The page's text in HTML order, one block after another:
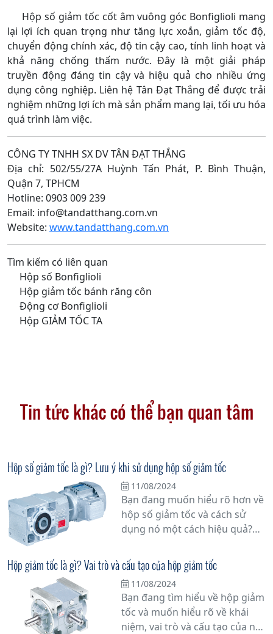
Hộp số giảm tốc cốt âm vuông góc Bonfiglioli mang
lại lợi ích quan trọng như tăng lực xoắn, giảm tốc độ,
chuyển động chính xác, độ tin cậy cao, tính linh hoạt và
khả năng chống thấm nước. Đây là một giải pháp
truyền động đáng tin cậy và hiệu quả cho nhiều ứng
dụng công nghiệp. Liên hệ Tân Đạt Thắng để được trải
nghiệm những lợi ích mà sản phẩm mang lại, tối ưu hóa
quá trình làm việc.
CÔNG TY TNHH SX DV TÂN ĐẠT THẮNG
Địa chỉ: 502/55/27A Huỳnh Tấn Phát, P. Bình Thuận,
Quận 7, TPHCM
Hotline: 0903 009 239
Email: info@tandatthang.com.vn
Website: www.tandatthang.com.vn
Tìm kiếm có liên quan
Hộp số Bonfiglioli
Hộp giảm tốc bánh răng côn
Động cơ Bonfiglioli
Hộp GIẢM TỐC TA
Tin tức khác có thể bạn quan tâm
Hộp số giảm tốc là gì? Lưu ý khi sử dụng hộp số giảm tốc
11/08/2024
Bạn đang muốn hiểu rõ hơn về
hộp số giảm tốc và cách sử
dụng nó một cách hiệu quả?
về vấn đề này.
Hộp giảm tốc là gì? Vai trò và cấu tạo của hộp giảm tốc
11/08/2024
Bạn đang tìm hiểu về hộp giảm
tốc và muốn hiểu rõ về khái
niệm, vai trò và cấu tạo của nó?